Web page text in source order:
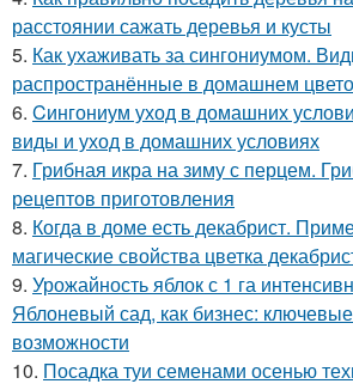
расстоянии сажать деревья и кусты
5. Как ухаживать за сингониумом.
распространённые в домашнем
6. Cингониум уход в домашних
виды и уход в домашних условиях
7. Грибная икра на зиму с перцем.
рецептов приготовления
8. Когда в доме есть декабрист.
магические свойства цветка
9. Урожайность яблок с 1 га
Яблоневый сад, как бизнес:
возможности
10. Посадка туи семенами осенью